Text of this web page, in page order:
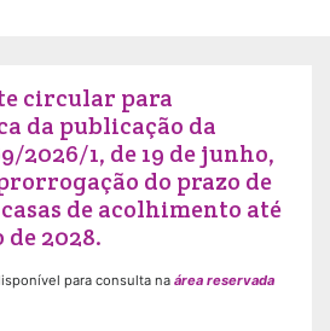
circular para
da publicação da
2026/1, de 19 de junho,
do prazo de
de acolhimento até
de 2028.
para consulta na área reservada